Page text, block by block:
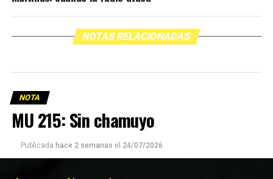
NOTAS RELACIONADAS
NOTA
MU 215: Sin chamuyo
Publicada hace 2 semanas el 24/07/2026